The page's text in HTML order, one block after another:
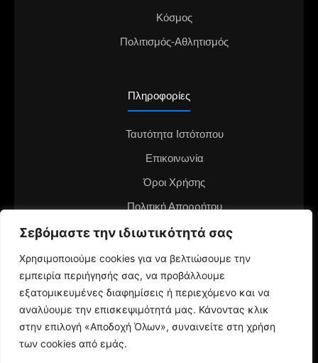
Σεβόμαστε την ιδιωτικότητά σας
Χρησιμοποιούμε cookies για να βελτιώσουμε την
εμπειρία περιήγησής σας, να προβάλλουμε
εξατομικευμένες διαφημίσεις ή περιεχόμενο και να
αναλύουμε την επισκεψιμότητά μας. Κάνοντας κλικ
στην επιλογή «Αποδοχή Όλων», συναινείτε στη χρήση
των cookies από εμάς.
Κόσμος
Πολιτισμός-Αθλητισμός
Πληροφορίες
Ταυτότητα Ιστότοπου
Επικοινωνία
Όροι Χρήσης
Πολιτική Απορρήτου
Διαφημιστείτε στο notianea.gr
Γίνε ο ανταποκριτής στην περιοχή σου
© 2024 NotiaNea.gr | Maintained by